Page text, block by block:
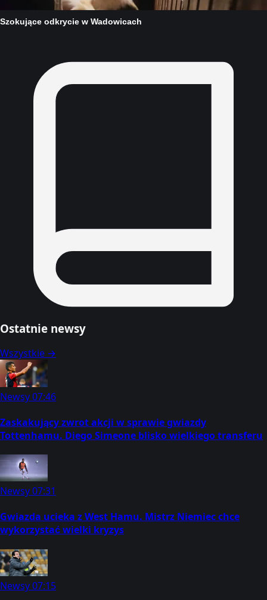
Ostatnie newsy
Wszystkie →
Newsy07:46
Zaskakujący zwrot akcji w sprawie gwiazdy
Tottenhamu. Diego Simeone blisko wielkiego transferu
Newsy07:31
Gwiazda ucieka z West Hamu. Mistrz Niemiec chce
wykorzystać wielki kryzys
Newsy07:15